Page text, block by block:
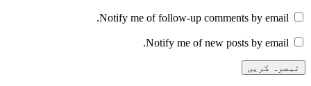
Notify me of follow-up comments by email.
Notify me of new posts by email.